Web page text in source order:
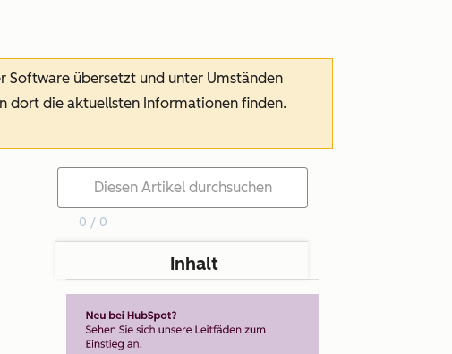
Software übersetzt und unter Umständen
dort die aktuellsten Informationen finden.
0 / 0
Inhalt